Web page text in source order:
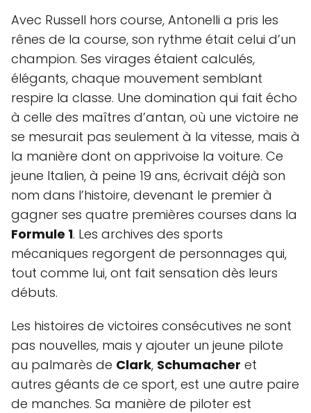
Avec Russell hors course, Antonelli a pris les
rênes de la course, son rythme était celui d’un
champion. Ses virages étaient calculés,
élégants, chaque mouvement semblant
respire la classe. Une domination qui fait écho
à celle des maîtres d’antan, où une victoire ne
se mesurait pas seulement à la vitesse, mais à
la manière dont on apprivoise la voiture. Ce
jeune Italien, à peine 19 ans, écrivait déjà son
nom dans l’histoire, devenant le premier à
gagner ses quatre premières courses dans la
Formule 1. Les archives des sports
mécaniques regorgent de personnages qui,
tout comme lui, ont fait sensation dès leurs
débuts.
Les histoires de victoires consécutives ne sont
pas nouvelles, mais y ajouter un jeune pilote
au palmarès de Clark, Schumacher et
autres géants de ce sport, est une autre paire
de manches. Sa manière de piloter est